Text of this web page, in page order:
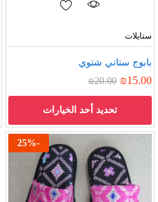
ستايلات
بابوج ستاتي شتوي
₪15.00
₪20.00
تحديد أحد الخيارات
-
25%